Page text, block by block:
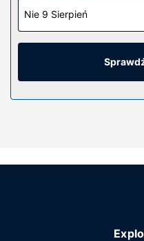
W tym apartamencie dla
Zrelaksuj się po całym
Nie 9 Sierpień